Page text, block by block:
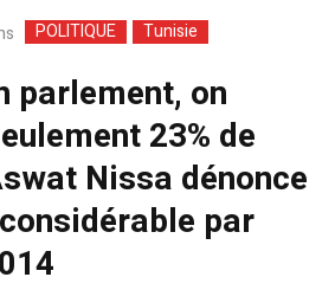
POLITIQUE Tunisie
parlement, on
23% de
Nissa dénonce
par